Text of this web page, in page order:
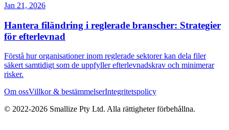
Jan 21, 2026
Hantera filändring i reglerade branscher: Strategier
för efterlevnad
Förstå hur organisationer inom reglerade sektorer kan dela filer
säkert samtidigt som de uppfyller efterlevnadskrav och minimerar
risker.
Om ossVillkor & bestämmelserIntegritetspolicy
© 2022-2026 Smallize Pty Ltd. Alla rättigheter förbehållna.